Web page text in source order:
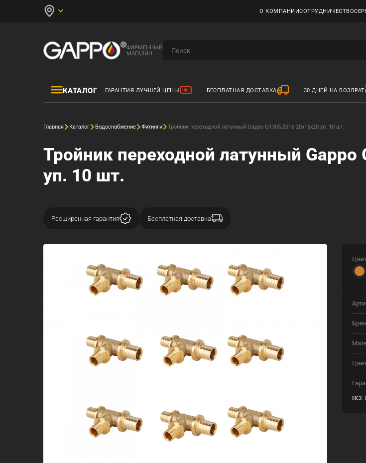
О КОМПАНИИСОТРУДНИЧЕСТВО
ФИРМЕННЫЙ
МАГАЗИН
КАТАЛОГ ГАРАНТИЯ ЛУЧШЕЙ ЦЕНЫ БЕСПЛАТНАЯ ДОСТАВКА 30 ДНЕЙ НА ВОЗВРАТ
Главная Каталог Водоснабжение Фитинги Тройник переходной латунный Gappo G1305.2016 20х16х20 уп. 10 шт.
Тройник переходной латунный Gappo
уп. 10 шт.
Расширенная гарантия Бесплатная доставка